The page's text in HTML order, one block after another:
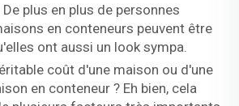
plus en plus de personnes
en conteneurs peuvent être
ont aussi un look sympa.
coût d'une maison ou d'une
en conteneur ? Eh bien, cela